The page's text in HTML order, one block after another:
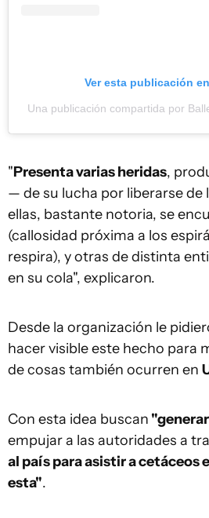
Ver esta publicación
Una publicación compartida por
"Presenta varias heridas,
— de su lucha por liberarse de
ellas, bastante notoria, se
(callosidad próxima a los
respira), y otras de distinta
en su cola", explicaron.
Desde la organización le
hacer visible este hecho para
de cosas también ocurren en
Con esta idea buscan
empujar a las autoridades a
al país para asistir a cetáceos
esta".